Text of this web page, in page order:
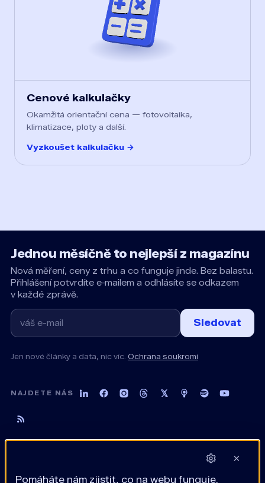
Cenové kalkulačky
Okamžitá orientační cena — fotovoltaika,
klimatizace, ploty a další.
Vyzkoušet kalkulačku →
Jednou měsíčně to nejlepší z magazínu
Nová měření, ceny z trhu a co funguje jinde. Bez balastu.
Přihlášení potvrdíte e‑mailem a odhlásíte se odkazem
v každé zprávě.
Sledovat
Jen nové články a data, nic víc. Ochrana soukromí
NAJDETE NÁS
×
Pomáháte nám zjistit, co na webu funguje.